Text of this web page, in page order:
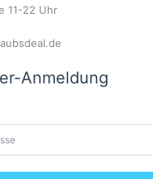
11-22 Uhr
Anmeldung